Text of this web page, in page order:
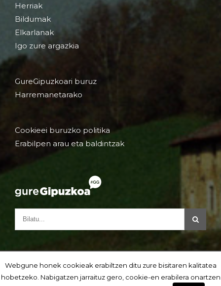
Herriak
Bildumak
Elkarlanak
Igo zure argazkia
GureGipuzkoari buruz
Harremanetarako
Cookieei buruzko politika
Erabilpen arau eta baldintzak
Webgune honek cookieak erabiltzen ditu zure bisitaren kalitatea
hobetzeko. Nabigatzen jarraituz gero, cookie-en erabilera onartzen